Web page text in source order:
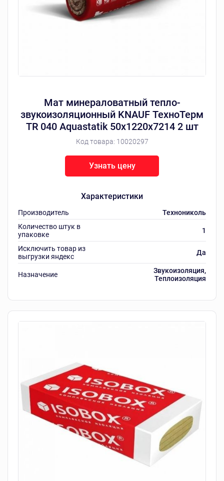
Мат минераловатный тепло-
звукоизоляционный KNAUF ТехноТерм
TR 040 Aquastatik 50х1220х7214 2 шт
Код товара: 10020297
Характеристики
Производитель
Технониколь
Количество штук в
упаковке
1
Исключить товар из
выгрузки яндекс
Да
Назначение
Звукоизоляция,
Теплоизоляция
Узнать цену